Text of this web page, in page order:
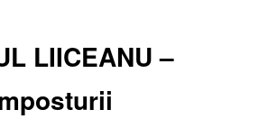
LIICEANU –